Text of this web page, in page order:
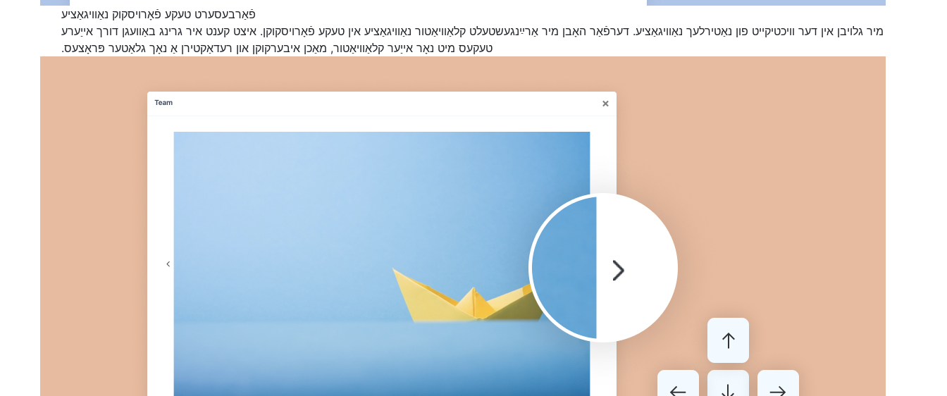
פֿאַרבעסערט טעקע פֿאָרויסקוק נאַוויגאַציע
מיר גלויבן אין דער וויכטיקייט פון נאַטירלעך נאַוויגאַציע. דערפֿאַר האָבן מיר אַרײַנגעשטעלט קלאַוויאַטור נאַוויגאַציע אין טעקע פֿאָרויסקוקן. איצט קענט איר גרינג באַוועגן דורך אייַערע
טעקעס מיט נאָר אייַער קלאַוויאַטור, מאַכן איבערקוקן און רעדאַקטירן אַ נאָך גלאַטער פּראָצעס.